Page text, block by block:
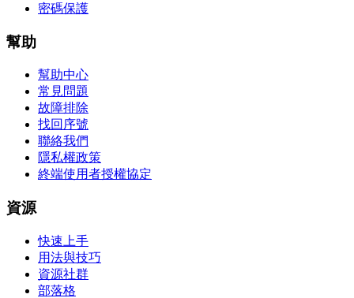
密碼保護
幫助
幫助中心
常見問題
故障排除
找回序號
聯絡我們
隱私權政策
終端使用者授權協定
資源
快速上手
用法與技巧
資源社群
部落格